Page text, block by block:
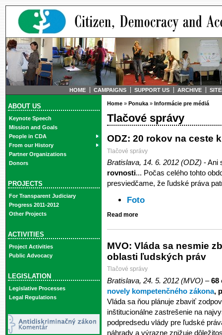
HOME CAMPAIGNS SUPPORT US ARCHIVE
ABOUT US
Keynote Speech
Mission and Goals
People in CDA
From our History
Partner Organizations
Donors
PROJECTS
For Transparent Judiciary
Progress 2011-2012
Other Projects
ACTIVITIES
Project Activities
Public Advocacy
LEGISLATION
Legislative Processes
Legal Regulations
Home» Ponuka» Informácie pre médiá
Tlačové správy
ODZ: 20 rokov na ceste
Tlačové správy
Bratislava, 14. 6. 2012 (ODZ) - Ani
rovnosti... Počas celého tohto
presviedčame, že ľudské práva
Foto
Read more
MVO: Vláda sa nesmie
oblasti ľudských práv
Tlačové správy
Bratislava, 24. 5. 2012 (MVO) –68
novely kompetenčného zákona,
Vláda sa ňou plánuje zbaviť
inštitucionálne zastrešenie na
podpredsedu vlády pre ľudské
náhrady a výrazne znižuje